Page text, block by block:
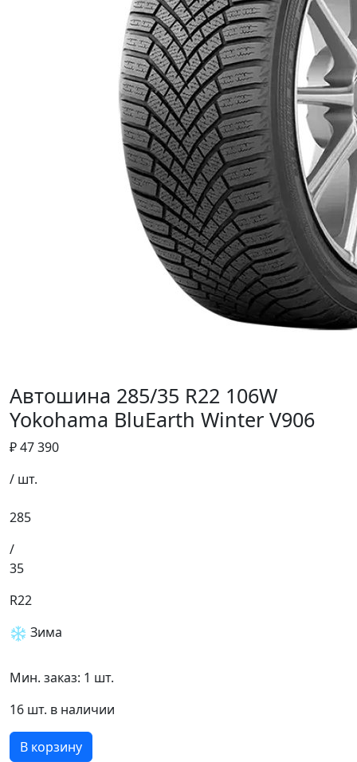
Автошина 285/35 R22 106W
Yokohama BluEarth Winter V906
₽ 47 390
/ шт.
285
/
35
R22
Зима
Мин. заказ: 1 шт.
16 шт. в наличии
В корзину